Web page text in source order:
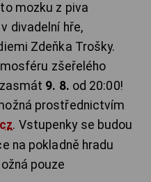
mozku z piva
divadelní hře,
Zdeňka Trošky.
zšeřelého
9. 8. od 20:00!
prostřednictvím
. Vstupenky se budou
na pokladně hradu
pouze